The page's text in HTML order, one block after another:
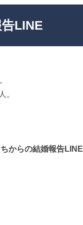
LINE
。
からの結婚報告LINE